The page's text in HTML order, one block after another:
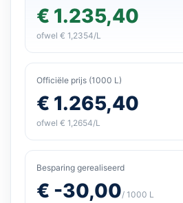
€ 1.235,40
ofwel € 1,2354/L
Officiële prijs (1000 L)
€ 1.265,40
ofwel € 1,2654/L
Besparing gerealiseerd
€ -30,00/ 1000 L